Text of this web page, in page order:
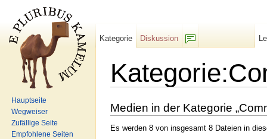
Medien in der Kategorie
Es werden 8 von insgesamt 8 Dateien in
Kategorie
Diskussion
Hauptseite
Wegweiser
Zufällige Seite
Empfohlene Seiten